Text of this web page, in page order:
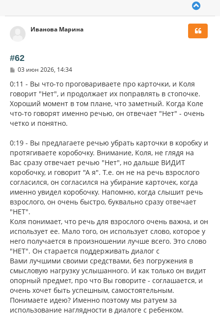
у
ч
а
Иванова Марина
#62
С
о
щ
е
н
и
е
03 июн 2026, 14:34
0:11 - Вы что-то проговариваете про карточки, и Коля
говорит "Нет", и продолжает их поправлять в стопочке.
Хороший момент в том плане, что заметный. Когда Коле
что-то говорят именно речью, он отвечает "Нет" - очень
четко и понятно.
0:19 - Вы предлагаете речью убрать карточки в коробку и
протягиваете коробочку. Внимание, Коля, не глядя на
Вас сразу отвечает речью "Нет", но дальше ВИДИТ
коробочку, и говорит "А я". Т.е. он не на речь взрослого
согласился, он согласился на убирание карточек, когда
именно увидел коробочку. Напомню, когда слышит речь
взрослого, он очень быстро, буквально сразу отвечает
"НЕТ".
Коля понимает, что речь для взрослого очень важна, и он
использует ее. Мало того, он использует слово, которое у
него получается в произношении лучше всего. Это слово
"НЕТ". Он старается поддерживать диалог с
Вами лучшими своими средствами, без погружения в
смысловую нагрузку услышанного. И как только он видит
опорный предмет, про что Вы говорите - соглашается, и
очень хочет быть успешным, самостоятельным.
Понимаете идею? Именно поэтому мы ратуем за
использование наглядности в диалоге с ребенком.